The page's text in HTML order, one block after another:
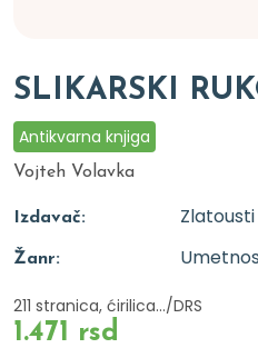
SLIKARSKI
Antikvarna knjiga
Vojteh Volavka
Izdavač: Zlatousti
Žanr:
211 stranica, ćirilica.../DRS
1.471 rsd